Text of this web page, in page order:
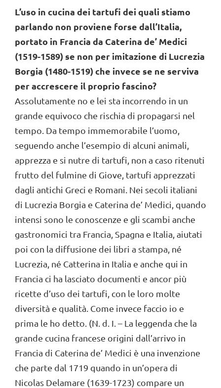
L’uso in cucina dei tartufi dei quali stiamo
parlando non proviene forse dall’Italia,
portato in Francia da Caterina de’ Medici
(1519-1589) se non per imitazione di Lucrezia
Borgia (1480-1519) che invece se ne serviva
per accrescere il proprio fascino?
Assolutamente no e lei sta incorrendo in un
grande equivoco che rischia di propagarsi nel
tempo. Da tempo immemorabile l’uomo,
seguendo anche l’esempio di alcuni animali,
apprezza e si nutre di tartufi, non a caso ritenuti
frutto del fulmine di Giove, tartufi apprezzati
dagli antichi Greci e Romani. Nei secoli italiani
di Lucrezia Borgia e Caterina de’ Medici, quando
intensi sono le conoscenze e gli scambi anche
gastronomici tra Francia, Spagna e Italia, aiutati
poi con la diffusione dei libri a stampa, né
Lucrezia, né Catterina in Italia e anche qui in
Francia ci ha lasciato documenti e ancor più
ricette d’uso dei tartufi, con le loro molte
diversità e qualità. Come invece faccio io e
prima le ho detto. (N. d. I. – La leggenda che la
grande cucina francese origini dall’arrivo in
Francia di Caterina de’ Medici è una invenzione
che parte dal 1719 quando in un’opera di
Nicolas Delamare (1639-1723) compare un